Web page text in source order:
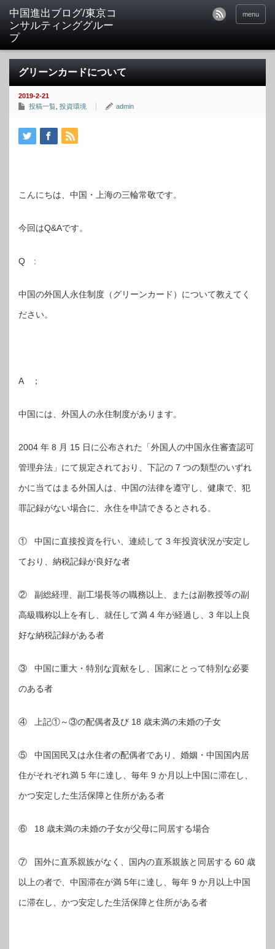
中国進出ブログ/東京コ
ンサルティンググルー
プ
menu
グリーンカードについて
2019-2-21
投稿一覧 投資環境 admin
こんにちは、中国・上海の三輪常敬です。
今回はQ&Aです。
Q :
中国の外国人永住制度（グリーンカード）について教えてく
ださい。
A ；
中国には、外国人の永住制度があります。
2004 年 8 月 15 日に公布された「外国人の中国永住審査認可
管理弁法」にて規定されており、下記の 7 つの類型のいずれ
かに当てはまる外国人は、中国の法律を遵守し、健康で、犯
罪記録がない場合に、永住を申請できるとされる。
① 中国に直接投資を行い、連続して 3 年投資状況が安定し
ており、納税記録が良好な者
② 副総経理、副工場長等の職務以上、または副教授等の副
高級職称以上を有し、就任して満 4 年が経過し、3 年以上良
好な納税記録がある者
③ 中国に重大・特別な貢献をし、国家にとって特別な必要
のある者
④ 上記①～③の配偶者及び 18 歳未満の未婚の子女
⑤ 中国国民又は永住者の配偶者であり、婚姻・中国国内居
住がそれぞれ満 5 年に達し、毎年 9 か月以上中国に滞在し、
かつ安定した生活保障と住所がある者
⑥ 18 歳未満の未婚の子女が父母に同居する場合
⑦ 国外に直系親族がなく、国内の直系親族と同居する 60 歳
以上の者で、中国滞在が満 5年に達し、毎年 9 か月以上中国
に滞在し、かつ安定した生活保障と住所がある者